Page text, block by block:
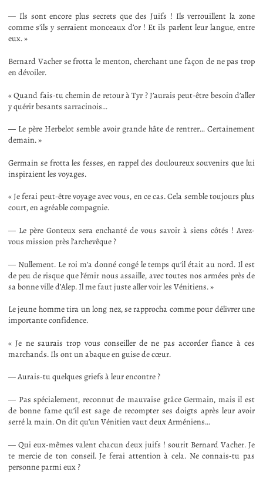
— Ils sont encore plus secrets que des Juifs ! Ils verrouillent la zone
comme s’ils y serraient monceaux d’or ! Et ils parlent leur langue, entre
eux. »
Bernard Vacher se frotta le menton, cherchant une façon de ne pas trop
en dévoiler.
« Quand fais-tu chemin de retour à Tyr ? J’aurais peut-être besoin d’aller
y quérir besants sarracinois…
— Le père Herbelot semble avoir grande hâte de rentrer… Certainement
demain. »
Germain se frotta les fesses, en rappel des douloureux souvenirs que lui
inspiraient les voyages.
« Je ferai peut-être voyage avec vous, en ce cas. Cela semble toujours plus
court, en agréable compagnie.
— Le père Gonteux sera enchanté de vous savoir à siens côtés ! Avez-
vous mission près l’archevêque ?
— Nullement. Le roi m’a donné congé le temps qu’il était au nord. Il est
de peu de risque que l’émir nous assaille, avec toutes nos armées près de
sa bonne ville d’Alep. Il me faut juste aller voir les Vénitiens. »
Le jeune homme tira un long nez, se rapprocha comme pour délivrer une
importante confidence.
« Je ne saurais trop vous conseiller de ne pas accorder fiance à ces
marchands. Ils ont un abaque en guise de cœur.
— Aurais-tu quelques griefs à leur encontre ?
— Pas spécialement, reconnut de mauvaise grâce Germain, mais il est
de bonne fame qu’il est sage de recompter ses doigts après leur avoir
serré la main. On dit qu’un Vénitien vaut deux Arméniens…
— Qui eux-mêmes valent chacun deux juifs ! sourit Bernard Vacher. Je
te mercie de ton conseil. Je ferai attention à cela. Ne connais-tu pas
personne parmi eux ?